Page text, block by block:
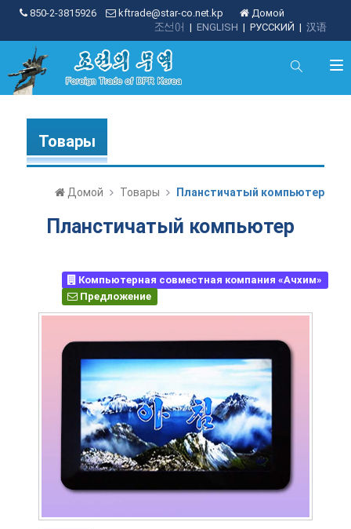
850-2-3815926 kftrade@star-co.net.kp
Домой
| 汉语
| РУССКИЙ
| ENGLISH
조선어
Товары
Домой Товары Планстичатый компьютер
Планстичатый компьютер
Компьютерная совместная компания «Ачхим»
Предложение